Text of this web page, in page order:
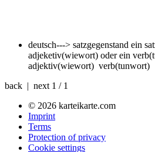
deutsch---> satzgegenstand ein
adjeketiv(wiewort) oder ein
adjektiv(wiewort) verb(tunwort)
back | next 1 / 1
© 2026 karteikarte.com
Imprint
Terms
Protection of privacy
Cookie settings